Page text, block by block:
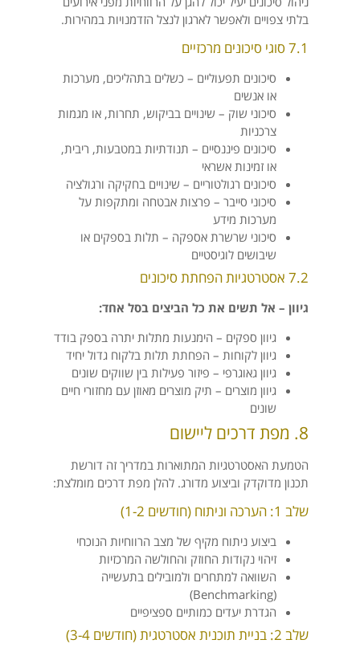
בלתי צפויים ולאפשר לארגון לנצל הזדמנויות במהירות.
7.1 סוגי סיכונים מרכזיים
סיכונים תפעוליים – כשלים בתהליכים, מערכות
או אנשים
סיכוני שוק – שינויים בביקוש, תחרות, או מגמות
צרכניות
סיכונים פיננסיים – תנודתיות במטבעות, ריבית,
או זמינות אשראי
סיכונים רגולטוריים – שינויים בחקיקה ורגולציה
סיכוני סייבר – פרצות אבטחה ומתקפות על
מערכות מידע
סיכוני שרשרת אספקה – תלות בספקים או
שיבושים לוגיסטיים
7.2 אסטרטגיות הפחתת סיכונים
גיוון – אל תשים את כל הביצים בסל אחד:
גיוון ספקים – הימנעות מתלות יתרה בספק בודד
גיוון לקוחות – הפחתת תלות בלקוח גדול יחיד
גיוון גאוגרפי – פיזור פעילות בין שווקים שונים
גיוון מוצרים – תיק מוצרים מאוזן עם מחזורי חיים
שונים
8. מפת דרכים ליישום
הטמעת האסטרטגיות המתוארות במדריך זה דורשת
תכנון מדוקדק וביצוע מדורג. להלן מפת דרכים מומלצת:
שלב 1: הערכה וניתוח (חודשים 1-2)
ביצוע ניתוח מקיף של מצב הרווחיות הנוכחי
זיהוי נקודות החוזק והחולשה המרכזיות
השוואה למתחרים ולמובילים בתעשייה
(Benchmarking)
הגדרת יעדים כמותיים ספציפיים
שלב 2: בניית תוכנית אסטרטגית (חודשים 3-4)